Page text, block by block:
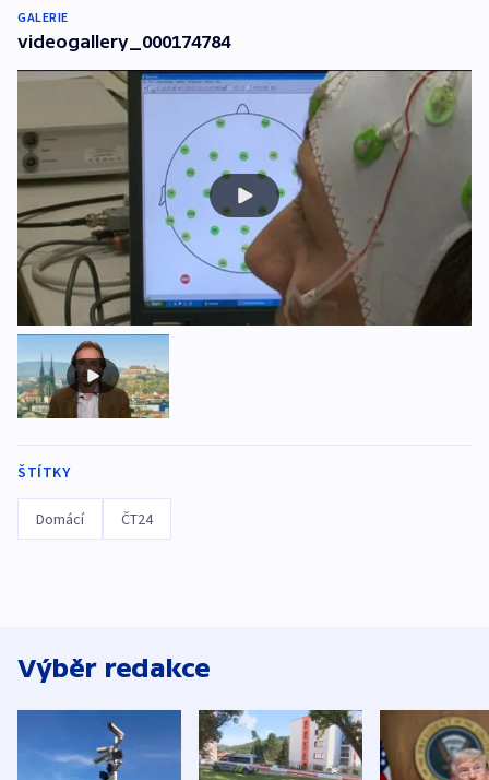
GALERIE
videogallery_000174784
ŠTÍTKY
Domácí ČT24
Výběr redakce